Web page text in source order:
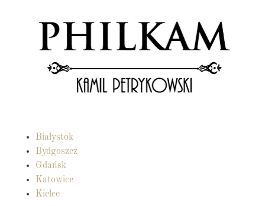
Białystok
Bydgoszcz
Gdańsk
Katowice
Kielce